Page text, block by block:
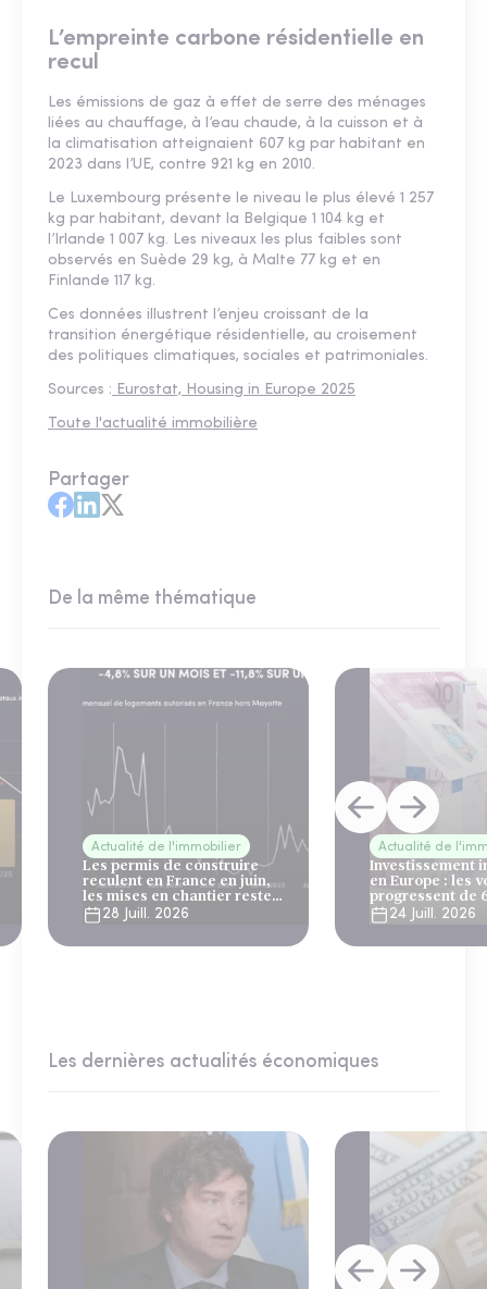
L’empreinte carbone résidentielle en
recul
Les émissions de gaz à effet de serre des ménages
liées au chauffage, à l’eau chaude, à la cuisson et à
la climatisation atteignaient 607 kg par habitant en
2023 dans l’UE, contre 921 kg en 2010.
Le Luxembourg présente le niveau le plus élevé 1 257
kg par habitant, devant la Belgique 1 104 kg et
l’Irlande 1 007 kg. Les niveaux les plus faibles sont
observés en Suède 29 kg, à Malte 77 kg et en
Finlande 117 kg.
Ces données illustrent l’enjeu croissant de la
transition énergétique résidentielle, au croisement
des politiques climatiques, sociales et patrimoniales.
Sources : Eurostat, Housing in Europe 2025
Toute l'actualité immobilière
Partager
De la même thématique
Actualité de l'immobilier
Les permis de construire
reculent en France en juin,
les mises en chantier restent
solides
28 Juill. 2026
Actualité de
Investissement
en Europe : les
progressent de
24 Juill. 2026
Les dernières actualités économiques